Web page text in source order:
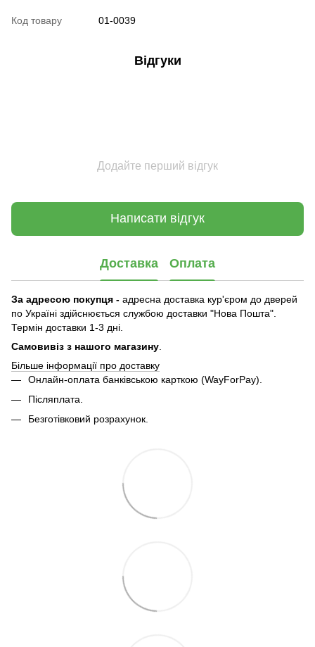
Код товару 01-0039
Відгуки
Додайте перший відгук
Написати відгук
Доставка Оплата
За адресою покупця - адресна доставка кур'єром до дверей
по Україні здійснюється службою доставки "Нова Пошта".
Термін доставки 1-3 дні.
Самовивіз з нашого магазину
Більше інформації про доставку
Онлайн-оплата банківською карткою (WayForPay).
Післяплата.
Безготівковий розрахунок.